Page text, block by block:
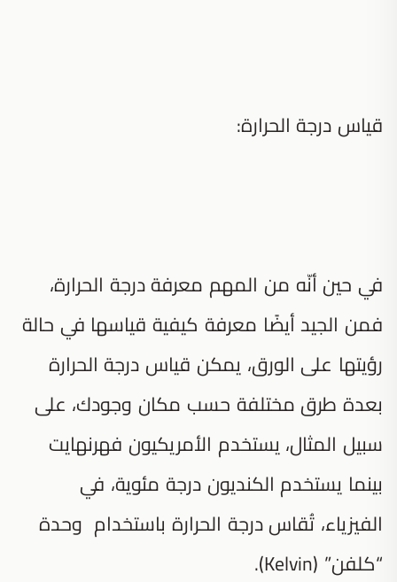
قياس درجة الحرارة:
في حين أنّه من المهم معرفة درجة الحرارة،
فمن الجيد أيضًا معرفة كيفية قياسها في حالة
رؤيتها على الورق، يمكن قياس درجة الحرارة
بعدة طرق مختلفة حسب مكان وجودك، على
سبيل المثال، يستخدم الأمريكيون فهرنهايت
بينما يستخدم الكنديون درجة مئوية، في
الفيزياء، تُقاس درجة الحرارة باستخدام وحدة
“كلفن” (Kelvin).